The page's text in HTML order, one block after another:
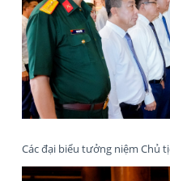
Các đại biểu tưởng niệm Chủ